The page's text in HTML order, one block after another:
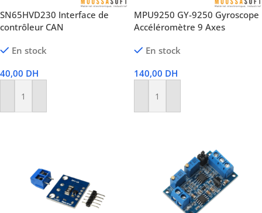
SN65HVD230 Interface de
contrôleur CAN
En stock
40,00 DH
Ajouter Au Panier
MPU9250 GY-9250 Gyroscope
Accéléromètre 9 Axes
En stock
140,00 DH
Ajouter Au Panier